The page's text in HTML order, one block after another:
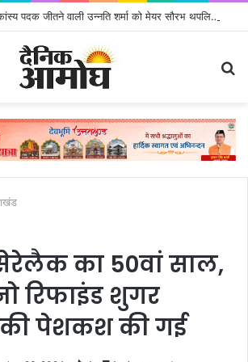
कॉमनवेल्थ गेम्स में कांस्य पदक जीतने वाली उन्नति शर्मा को मेयर सौरभ थपलियाल ने किया सम्मानित
का 50वां साल,
रिफाइंड शुगर
की पेशकश की गई